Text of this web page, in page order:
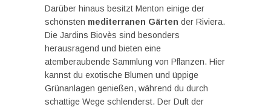
Darüber hinaus besitzt Menton einige der
schönsten mediterranen Gärten der Riviera.
Die Jardins Biovès sind besonders
herausragend und bieten eine
atemberaubende Sammlung von Pflanzen. Hier
kannst du exotische Blumen und üppige
Grünanlagen genießen, während du durch
schattige Wege schlenderst. Der Duft der